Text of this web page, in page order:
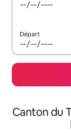
Départ
Canton du